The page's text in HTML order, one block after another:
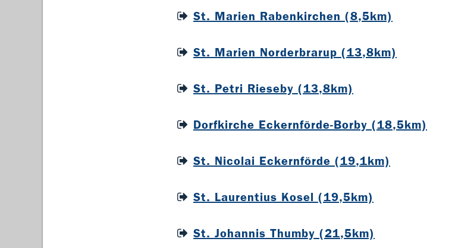
St. Marien Rabenkirchen (8,5km)
St. Marien Norderbrarup (13,8km)
St. Petri Rieseby (13,8km)
Dorfkirche Eckernförde-Borby (18,5km)
St. Nicolai Eckernförde (19,1km)
St. Laurentius Kosel (19,5km)
St. Johannis Thumby (21,5km)